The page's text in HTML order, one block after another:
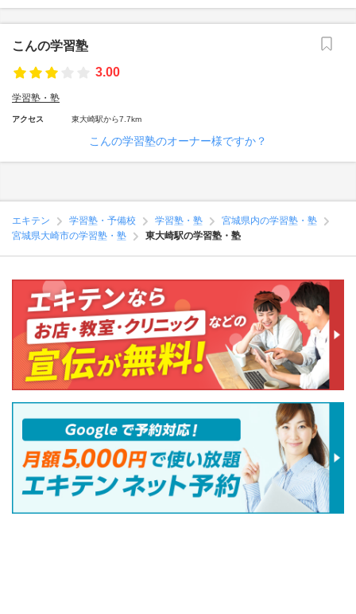
こんの学習塾
3.00
学習塾・塾
アクセス 東大崎駅から7.7km
こんの学習塾のオーナー様ですか？
エキテン 学習塾・予備校 学習塾・塾
宮城県内の学習塾・塾
宮城県大崎市の学習塾・塾
東大崎駅の学習塾・塾